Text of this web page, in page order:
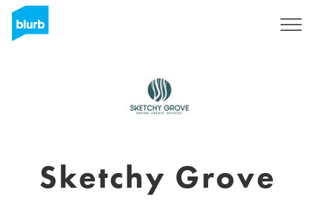
Sketchy Grove